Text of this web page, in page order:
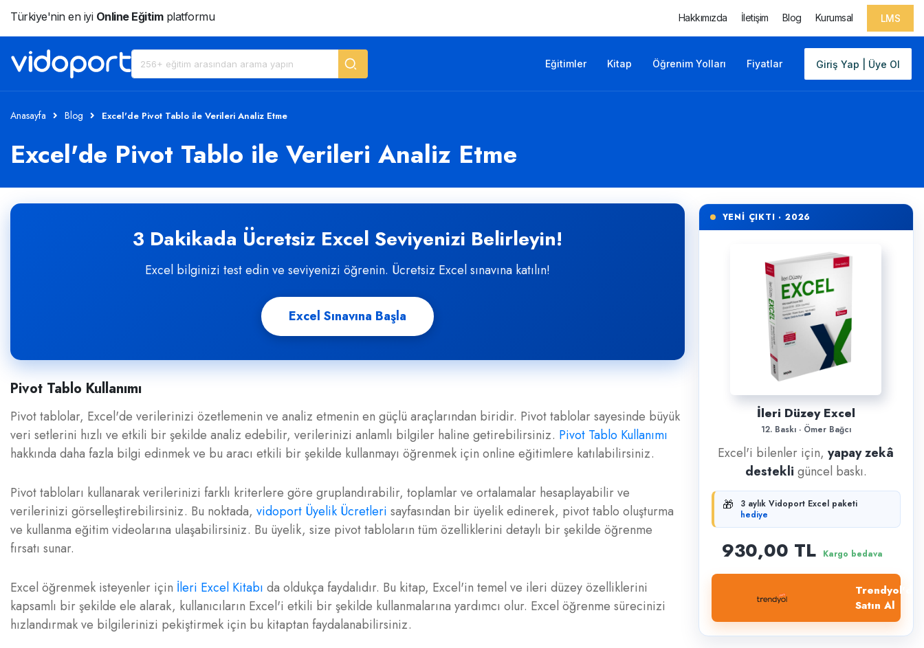
Türkiye'nin en iyi Online Eğitimplatformu Hakkımızda İletişim Blog Kurumsal LMS
Giriş Yap | Üye Ol
Eğitimler Kitap Öğrenim Yolları Fiyatlar
Anasayfa Blog Excel'de Pivot Tablo ile Verileri Analiz Etme
Excel'de Pivot Tablo ile Verileri Analiz Etme
3 Dakikada Ücretsiz Excel Seviyenizi Belirleyin!
Excel bilginizi test edin ve seviyenizi öğrenin. Ücretsiz Excel sınavına katılın!
Excel Sınavına Başla
Pivot Tablo Kullanımı
Pivot tablolar, Excel'de verilerinizi özetlemenin ve analiz etmenin en güçlü araçlarından biridir. Pivot tablolar sayesinde büyük
veri setlerini hızlı ve etkili bir şekilde analiz edebilir, verilerinizi anlamlı bilgiler haline getirebilirsiniz. Pivot Tablo Kullanımı
hakkında daha fazla bilgi edinmek ve bu aracı etkili bir şekilde kullanmayı öğrenmek için online eğitimlere katılabilirsiniz.
Pivot tabloları kullanarak verilerinizi farklı kriterlere göre gruplandırabilir, toplamlar ve ortalamalar hesaplayabilir ve
verilerinizi görselleştirebilirsiniz. Bu noktada, vidoport Üyelik Ücretleri sayfasından bir üyelik edinerek, pivot tablo oluşturma
ve kullanma eğitim videolarına ulaşabilirsiniz. Bu üyelik, size pivot tabloların tüm özelliklerini detaylı bir şekilde öğrenme
fırsatı sunar.
Excel öğrenmek isteyenler için İleri Excel Kitabı da oldukça faydalıdır. Bu kitap, Excel'in temel ve ileri düzey özelliklerini
kapsamlı bir şekilde ele alarak, kullanıcıların Excel'i etkili bir şekilde kullanmalarına yardımcı olur. Excel öğrenme sürecinizi
hızlandırmak ve bilgilerinizi pekiştirmek için bu kitaptan faydalanabilirsiniz.
YENİ ÇIKTI · 2026
İleri Düzey Excel
12. Baskı · Ömer Bağcı
Excel'i bilenler için,yapay zekâ
destekli güncel baskı.
🎁
3 aylık Vidoport Excel paketi
hediye
930,00 TL Kargo bedava
Trendyol'dan
Satın Al